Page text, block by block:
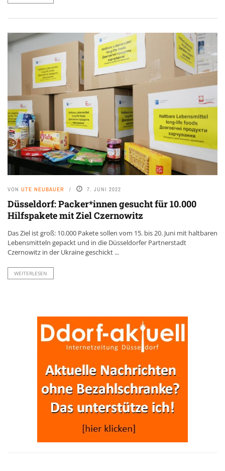
VON UTE NEUBAUER 7. JUNI 2022
Düsseldorf: Packer*innen gesucht für 10.000
Hilfspakete mit Ziel Czernowitz
Das Ziel ist groß: 10.000 Pakete sollen vom 15. bis 20. Juni mit haltbaren
Lebensmitteln gepackt und in die Düsseldorfer Partnerstadt
Czernowitz in der Ukraine geschickt ...
WEITERLESEN